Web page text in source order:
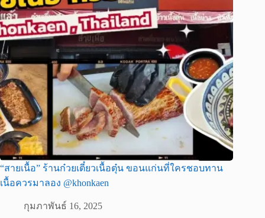
“สายเนื้อ” ร้านก๋วยเตี๋ยวเนื้อตุ๋น ขอนแก่นที่ใครชอบทาน
เนื้อควรมาลอง @khonkaen
กุมภาพันธ์ 16, 2025